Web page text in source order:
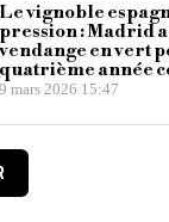
Le vignoble
pression : Madrid
en vert
quatrième année
9 mars 2026 15:47